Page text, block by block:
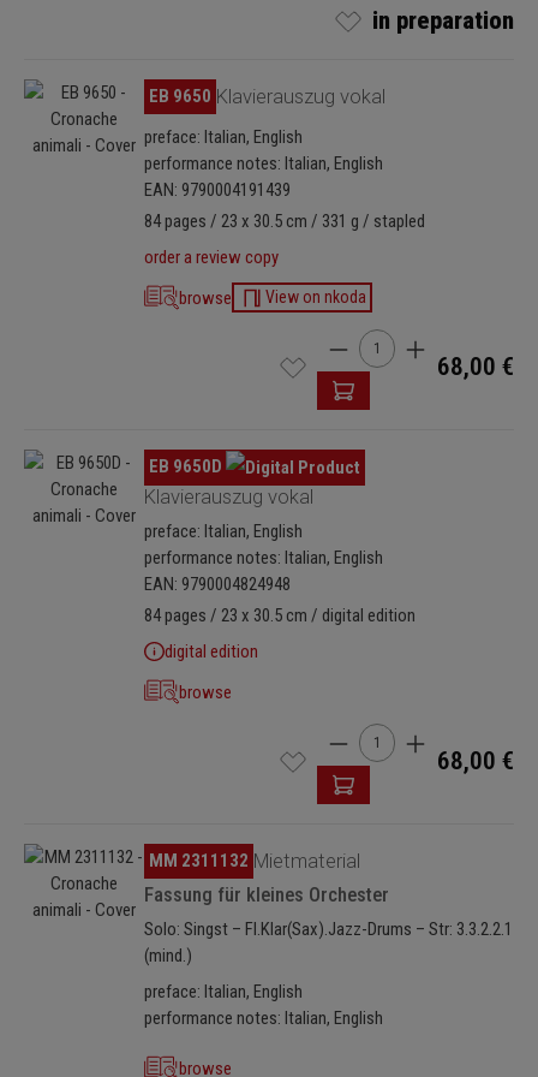
in preparation
Skip image gallery EB 9650 Klavierauszug vokal
preface: Italian, English
performance notes: Italian, English
EAN: 9790004191439
84 pages / 23 x 30.5 cm / 331 g / stapled
order a review copy
browse
View on nkoda
Product Quantity:
68,00 €
Skip image gallery EB 9650D
Klavierauszug vokal
preface: Italian, English
performance notes: Italian, English
EAN: 9790004824948
84 pages / 23 x 30.5 cm / digital edition
digital edition
browse
Product Quantity:
68,00 €
Skip image gallery MM 2311132 Mietmaterial
Fassung für kleines Orchester
Solo: Singst – Fl.Klar(Sax).Jazz-Drums – Str: 3.3.2.2.1
(mind.)
preface: Italian, English
performance notes: Italian, English
browse